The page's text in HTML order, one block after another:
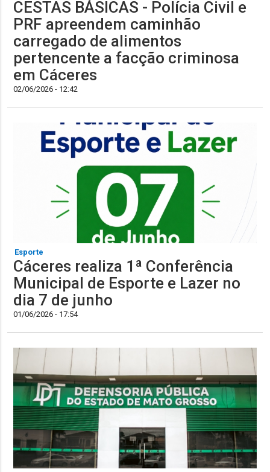
CESTAS BÁSICAS - Polícia Civil e
PRF apreendem caminhão
carregado de alimentos
pertencente a facção criminosa
em Cáceres
02/06/2026 - 12:42
Esporte
Cáceres realiza 1ª Conferência
Municipal de Esporte e Lazer no
dia 7 de junho
01/06/2026 - 17:54